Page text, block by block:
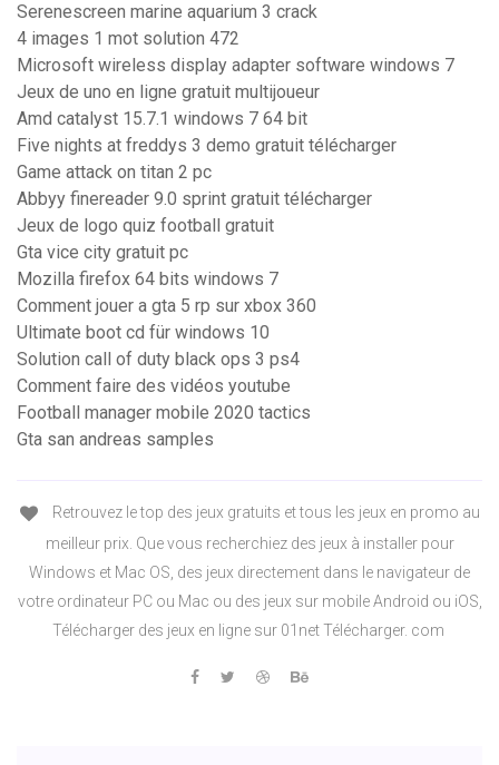
Serenescreen marine aquarium 3 crack
4 images 1 mot solution 472
Microsoft wireless display adapter software windows 7
Jeux de uno en ligne gratuit multijoueur
Amd catalyst 15.7.1 windows 7 64 bit
Five nights at freddys 3 demo gratuit télécharger
Game attack on titan 2 pc
Abbyy finereader 9.0 sprint gratuit télécharger
Jeux de logo quiz football gratuit
Gta vice city gratuit pc
Mozilla firefox 64 bits windows 7
Comment jouer a gta 5 rp sur xbox 360
Ultimate boot cd für windows 10
Solution call of duty black ops 3 ps4
Comment faire des vidéos youtube
Football manager mobile 2020 tactics
Gta san andreas samples
Retrouvez le top des jeux gratuits et tous les jeux en promo au
meilleur prix. Que vous recherchiez des jeux à installer pour
Windows et Mac OS, des jeux directement dans le navigateur de
votre ordinateur PC ou Mac ou des jeux sur mobile Android ou iOS,
Télécharger des jeux en ligne sur 01net Télécharger. com